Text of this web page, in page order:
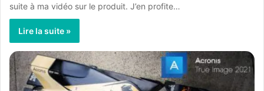
suite à ma vidéo sur le produit. J’en profite…
Lire la suite »